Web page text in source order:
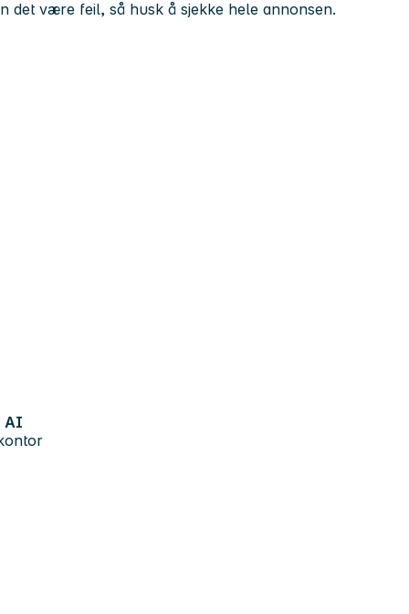
AI
det være feil, så husk å sjekke hele annonsen.